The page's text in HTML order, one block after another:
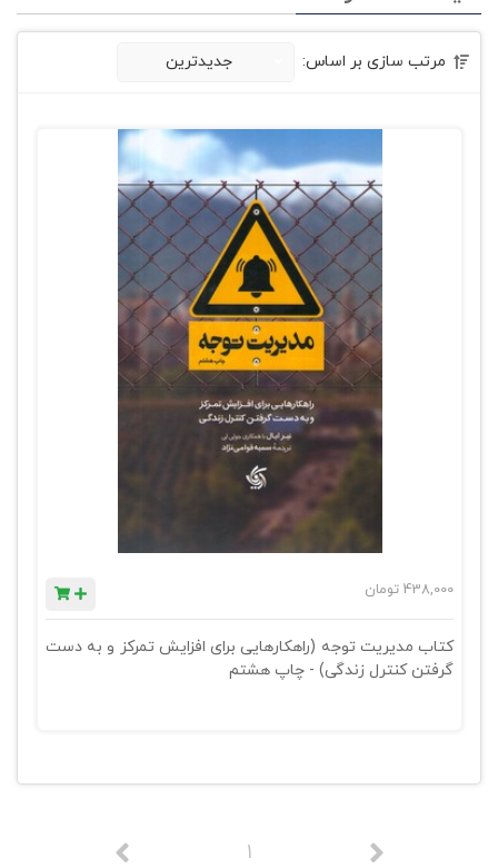
مرتب سازی بر اساس: جدیدترین
438,000 تومان
کتاب مدیریت توجه (راهکارهایی برای افزایش تمرکز و به دست
گرفتن کنترل زندگی) - چاپ هشتم
1